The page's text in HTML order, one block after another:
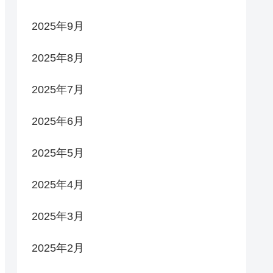
2025年9月
2025年8月
2025年7月
2025年6月
2025年5月
2025年4月
2025年3月
2025年2月